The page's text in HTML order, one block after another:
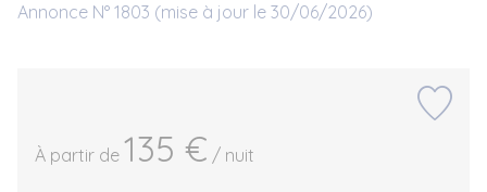
Annonce N° 1803 (mise à jour le 30/06/2026)
À partir de 135 € / nuit